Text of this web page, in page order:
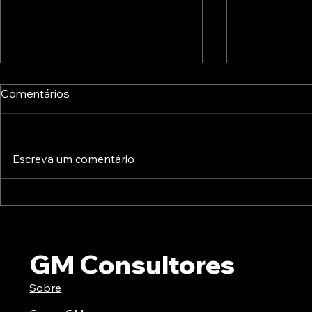
Comentários
Escreva um comentário
GM Consultores
Sobre